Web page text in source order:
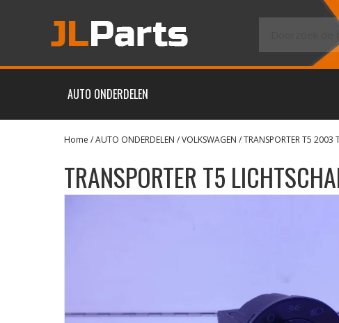
AUTO ONDERDELEN
Home /AUTO ONDERDELEN /VOLKSWAGEN /TRANSPORTER T5 2003
TRANSPORTER T5